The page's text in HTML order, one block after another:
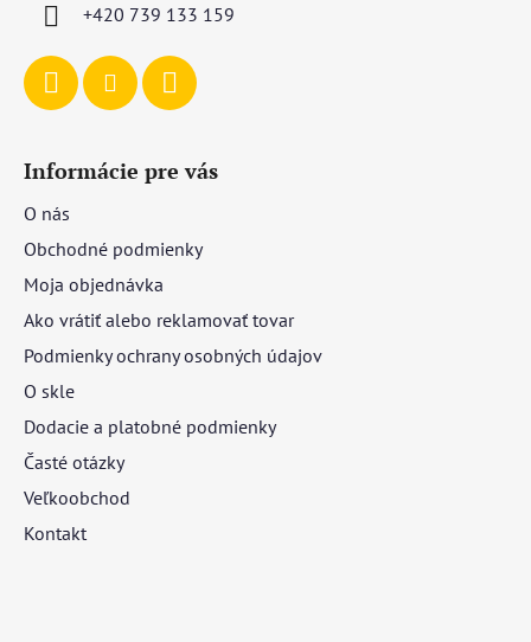
+420 739 133 159
Informácie pre vás
O nás
Obchodné podmienky
Moja objednávka
Ako vrátiť alebo reklamovať tovar
Podmienky ochrany osobných údajov
O skle
Dodacie a platobné podmienky
Časté otázky
Veľkoobchod
Kontakt